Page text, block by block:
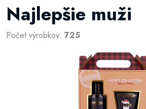
Najlepšie muži
Počet výrobkov: 725